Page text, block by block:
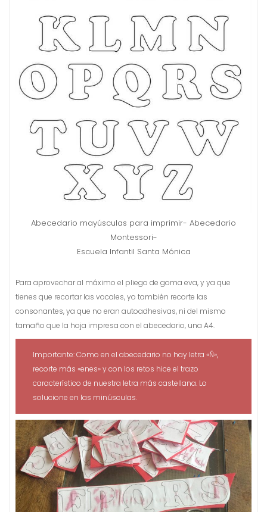
Abecedario mayúsculas para imprimir- Abecedario
Montessori-
Escuela Infantil Santa Mónica
Para aprovechar al máximo el pliego de goma eva, y ya que
tienes que recortar las vocales, yo también recorte las
consonantes, ya que no eran autoadhesivas, ni del mismo
tamaño que la hoja impresa con el abecedario, una A4.
Importante: Como en el abecedario no hay letra «Ñ»,
recorte más «enes» y con los retos hice el trazo
característico de nuestra letra más castellana. Lo
solucione en las minúsculas.